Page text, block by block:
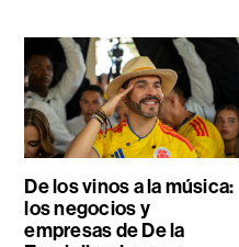
De los vinos a la música:
los negocios y
empresas de De la